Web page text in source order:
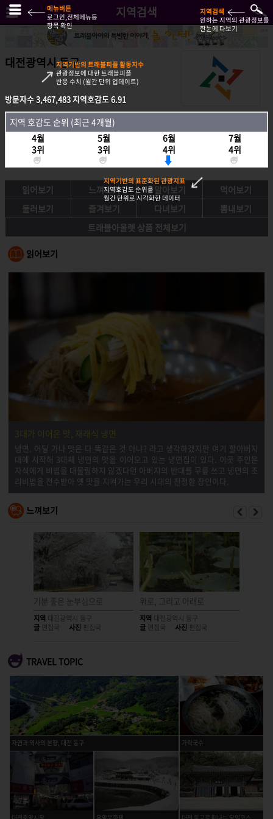
지역검색
대전광역시 동구
방문자수3,467,483지역호감도6.91
지역호감도 순위 (최근 4개월)
4월
3위
5월
3위
6월
4위
7월
4위
읽어보기 느껴보기 알아보기
먹어보기
둘러보기
즐겨보기 다녀보기
뽐내보기
트래블아울렛 상품 전체보기
읽어보기
3대가 이어온 맛, 재래식 냉면
냉면. 어딜 가나 맛은 다 똑같은 것 아냐? 라고 생각하겠지만 여기 할아버지
대에 시작해 3대째 냉면의 맛을 이어오고 있는 냉면집이 있다. 이곳 주인은
자식에게 비법을 대물림하지 않겠다던 아버지의 반대를 무릎 쓰고 냉면의 조
리비법을 전수받아 옛 맛을 지켜가는 우리 시대의 진정한 장인이다.
느껴보기
기분 좋은 눈부심으로
지역 대전광역시 동구
글 편집국 사진 편집국
위로, 그리고 아래로
지역 대전광역시 동구
글 편집국 사진 편집국
TRAVEL TOPIC
가락국수
자연과 역사의 본향, 대전 동구
방문자수3,467,483지역호감도6.91
지역 호감도 순위 (최근 4개월)
4월
3위
5월
3위
6월
4위
7월
4위
메뉴버튼
로그인,전체메뉴등
항목 확인
지역검색
원하는 지역의 관광정보를
한눈에 다보기
지역기반의 트래블피플 활동지수
관광정보에 대한 트래블피플
반응 수치 (월간 단위 업데이트)
지역기반의 표준화된 관광지표
지역호감도 순위를
월간 단위로 시각화한 데이터